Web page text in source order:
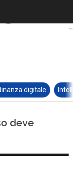
digitale
deve